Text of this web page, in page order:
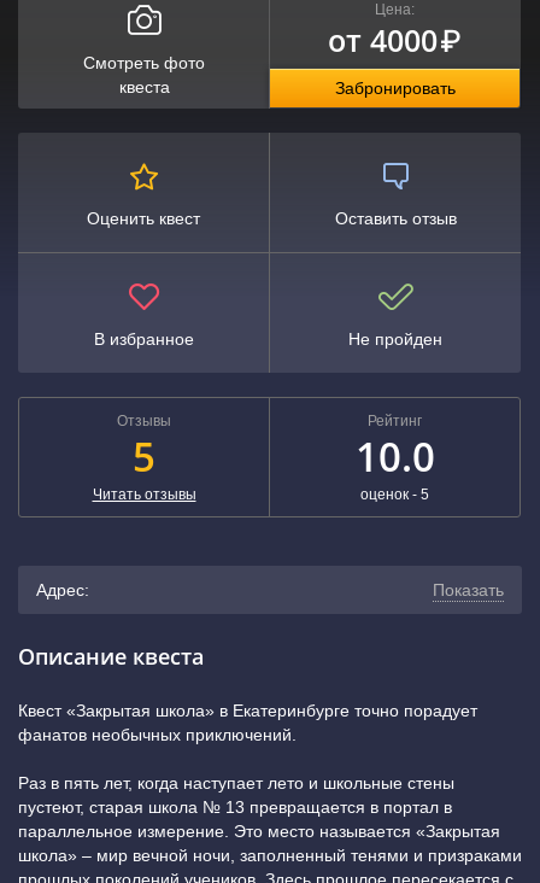
Смотреть фото
квеста
Цена:
от 4000₽
Забронировать
Оценить квест Оставить отзыв
В избранное Не пройден
Отзывы
5
Читать отзывы
Рейтинг
10.0
оценок - 5
Адрес: Показать
+7 (343) 243-56-09
Описание квеста
Квест «Закрытая школа» в Екатеринбурге точно порадует
фанатов необычных приключений.
Раз в пять лет, когда наступает лето и школьные стены
пустеют, старая школа № 13 превращается в портал в
параллельное измерение. Это место называется «Закрытая
школа» – мир вечной ночи, заполненный тенями и призраками